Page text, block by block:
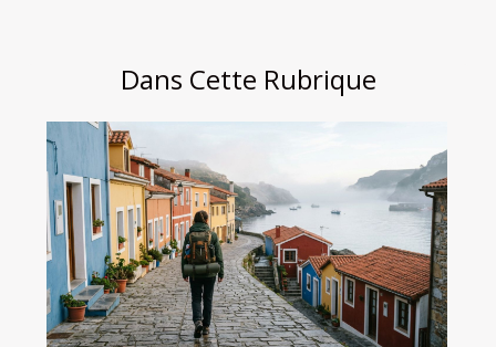
Dans Cette Rubrique